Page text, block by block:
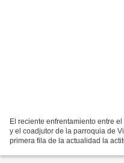
El reciente enfrentamiento entre
y el coadjutor de la parroquia de
primera fila de la actualidad la